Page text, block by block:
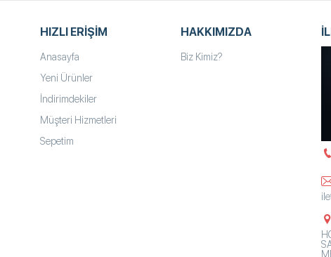
HIZLI ERIŞIM
Anasayfa
Yeni Ürünler
İndirimdekiler
Müşteri Hizmetleri
Sepetim
HAKKIMIZDA
Biz Kimiz?